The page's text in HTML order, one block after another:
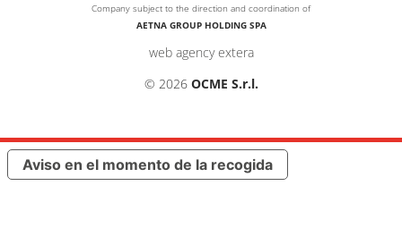
Company subject to the direction and coordination of
AETNA GROUP HOLDING SPA
web agency extera
© 2026 OCME S.r.l.
Aviso en el momento de la recogida